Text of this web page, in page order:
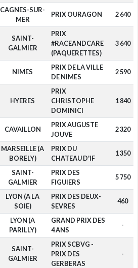
CAGNES-SUR-
MER
PRIX OURAGON 2 640
SAINT-
GALMIER
PRIX
#RACEANDCARE
(PAQUERETTES)
3 640
NIMES
PRIX DE LA VILLE
DE NIMES
2 590
HYERES
PRIX
CHRISTOPHE
DOMINICI
1 840
CAVAILLON
PRIX AUGUSTE
JOUVE
2 320
MARSEILLE (A
BORELY)
PRIX DU
CHATEAU D'IF
1 350
SAINT-
GALMIER
PRIX DES
FIGUIERS
5 750
LYON (A LA
SOIE)
PRIX DES DEUX-
SEVRES
460
LYON (A
PARILLY)
GRAND PRIX DES
4 ANS
-
SAINT-
GALMIER
PRIX SCBVG -
PRIX DES
GERBERAS
-